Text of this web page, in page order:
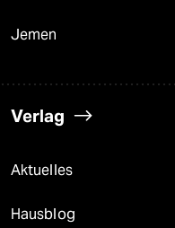
Jemen
Verlag
Aktuelles
Hausblog